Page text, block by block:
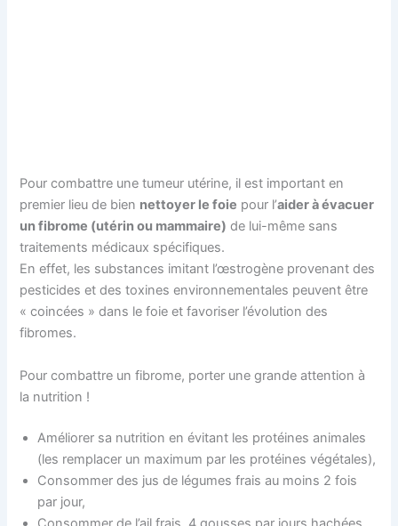
Pour combattre une tumeur utérine, il est important en
premier lieu de bien nettoyer le foie pour l’aider à évacuer
un fibrome (utérin ou mammaire) de lui-même sans
traitements médicaux spécifiques.
En effet, les substances imitant l’œstrogène provenant des
pesticides et des toxines environnementales peuvent être
« coincées » dans le foie et favoriser l’évolution des
fibromes.
Pour combattre un fibrome, porter une grande attention à
la nutrition !
Améliorer sa nutrition en évitant les protéines animales
(les remplacer un maximum par les protéines végétales),
Consommer des jus de légumes frais au moins 2 fois
par jour,